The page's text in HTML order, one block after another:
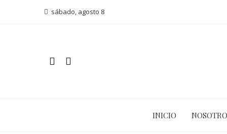
sábado, agosto 8
INICIO